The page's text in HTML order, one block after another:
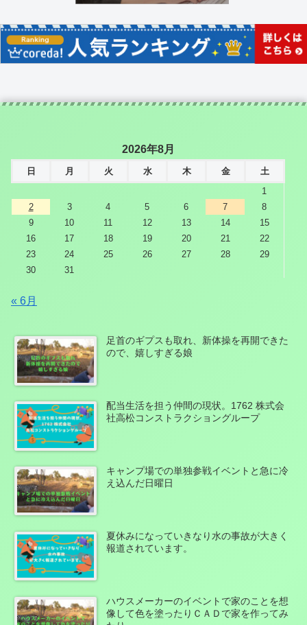
2026年8月
日 月 火 水 木 金
土
1
2
3 4 5 6 7
8
9
10 11 12 13 14
15
16
17 18 19 20 21
22
23
24 25 26 27 28
29
30
31
« 6月
足首のギプスも取れ、新体操を再開できた
ので、嬉しすぎる娘
配当生活を担う仲間の現状。1762 株式会
社高松コンストラクショングループ
キャンプ場での単独参戦イベントと急に冷
え込んだ日曜日
夏休みになっていきなり水の事故が大きく
報道されています。
ハウスメーカーのイベントで家のことを想
像して色を塗ったりＣＡＤで家を作ってみ